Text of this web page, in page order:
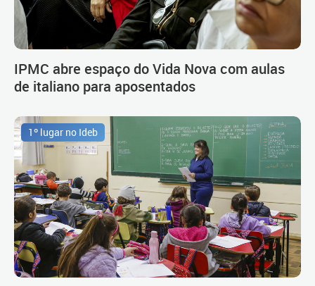
IPMC abre espaço do Vida Nova com aulas
de italiano para aposentados
1º lugar no Ideb